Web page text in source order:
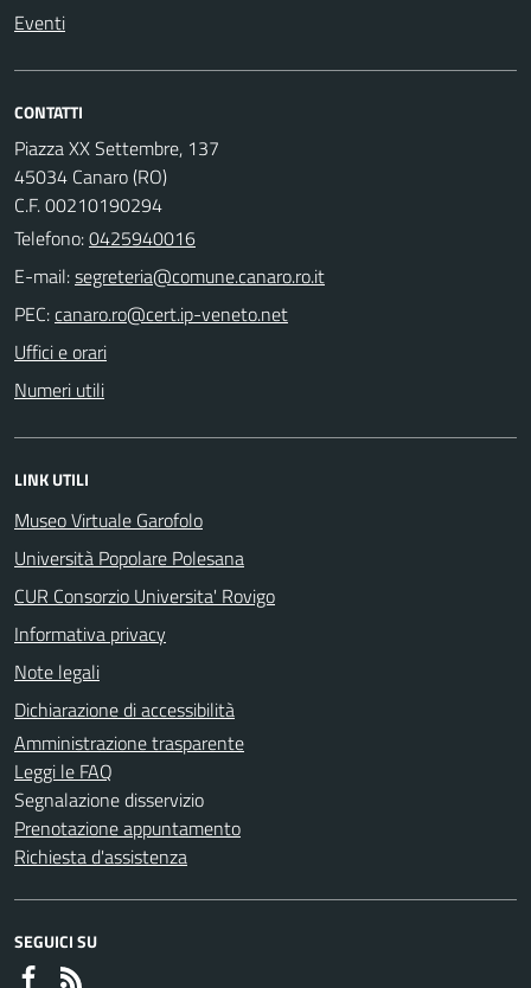
Eventi
CONTATTI
Piazza XX Settembre, 137
45034 Canaro (RO)
C.F. 00210190294
Telefono:0425940016
E-mail:
PEC:
Uffici e orari
Numeri utili
LINK UTILI
Museo Virtuale Garofolo
Università Popolare Polesana
CUR Consorzio Universita' Rovigo
Informativa privacy
Note legali
Dichiarazione di accessibilità
Amministrazione trasparente
Leggi le FAQ
Segnalazione disservizio
Prenotazione appuntamento
Richiesta d'assistenza
SEGUICI SU